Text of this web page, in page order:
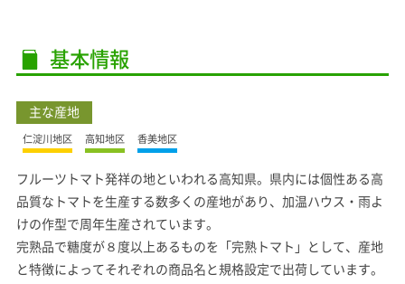
基本情報
主な産地
仁淀川地区 高知地区 香美地区
フルーツトマト発祥の地といわれる高知県。県内には個性ある高
品質なトマトを生産する数多くの産地があり、加温ハウス・雨よ
けの作型で周年生産されています。
完熟品で糖度が８度以上あるものを「完熟トマト」として、産地
と特徴によってそれぞれの商品名と規格設定で出荷しています。